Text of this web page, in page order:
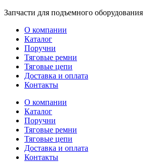
Перейти
содержимому
Запчасти для подъемного оборудования
О компании
Каталог
Поручни
Тяговые ремни
Тяговые цепи
Доставка и оплата
Контакты
О компании
Каталог
Поручни
Тяговые ремни
Тяговые цепи
Доставка и оплата
Контакты